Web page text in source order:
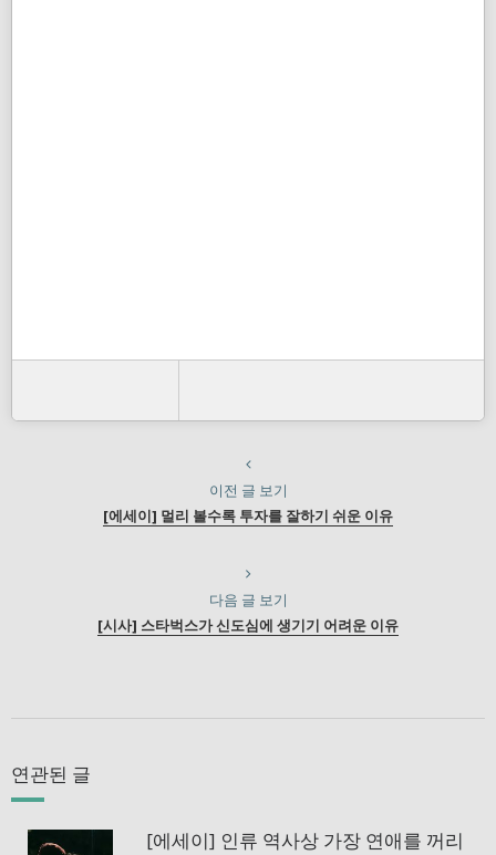
이전 글 보기
[에세이] 멀리 볼수록 투자를 잘하기 쉬운 이유
다음 글 보기
[시사] 스타벅스가 신도심에 생기기 어려운 이유
연관된 글
[에세이] 인류 역사상 가장 연애를 꺼리